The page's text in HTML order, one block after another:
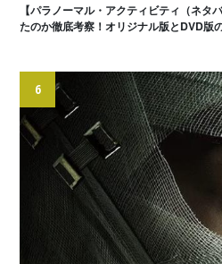
【パラノーマル・アクティビティ（ネタ
たのか徹底考察！オリジナル版とDVD版
6